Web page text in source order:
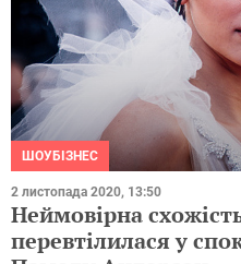
ШОУБІЗНЕС
2 листопада 2020, 13:50
Неймовірна
перевтілилася у